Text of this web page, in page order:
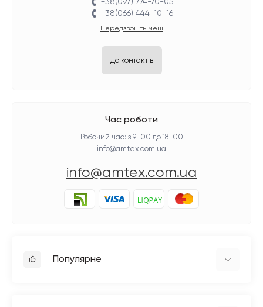
+38(097) 774-70-05
+38(066) 444-10-16
Передзвоніть мені
До контактів
Час роботи
Робочий час: з 9-00 до 18-00
info@amtex.com.ua
info@amtex.com.ua
Популярне